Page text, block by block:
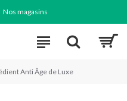
Nos magasins
Anti Âge de Luxe